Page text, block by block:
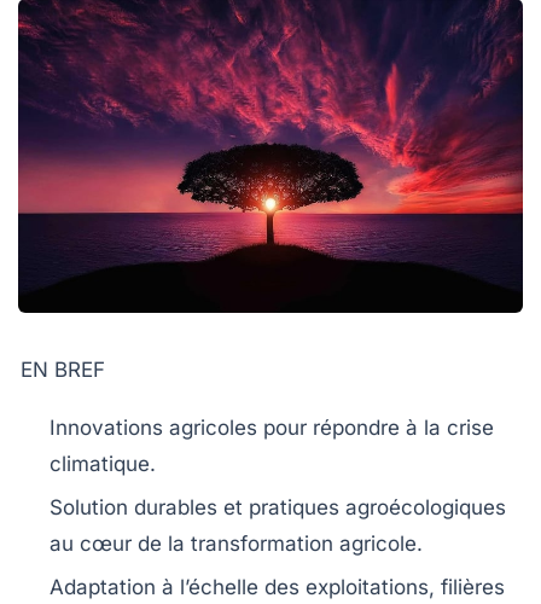
EN BREF
Innovations agricoles pour répondre à la crise
climatique.
Solution durables et pratiques agroécologiques
au cœur de la transformation agricole.
Adaptation à l’échelle des exploitations, filières